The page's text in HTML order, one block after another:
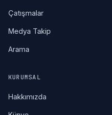
Çatışmalar
Medya Takip
Arama
KURUMSAL
Hakkımızda